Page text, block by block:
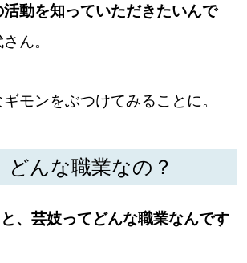
動を知っていただきたいんで
ん。
モンをぶつけてみることに。
どんな職業なの？
、芸妓ってどんな職業なんです